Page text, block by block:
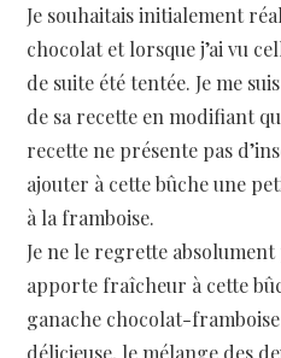
Je souhaitais initialement
chocolat et lorsque j’ai vu
de suite été tentée. Je me
de sa recette en modifiant
recette ne présente pas
ajouter à cette bûche une
à la framboise.
Je ne le regrette
apporte fraîcheur à cette
ganache chocolat-
délicieuse, le mélange des